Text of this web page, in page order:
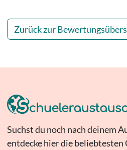
Zurück zur
Suchst du noch nach deinem
entdecke hier die beliebtesten